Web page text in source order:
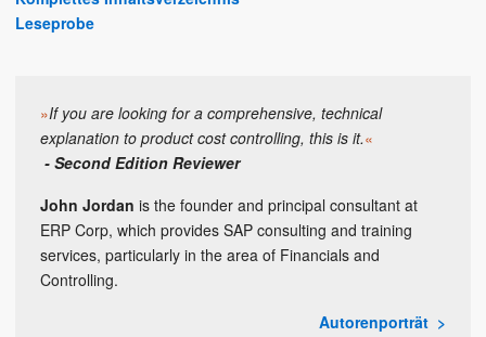
Leseprobe
»If you are looking for a comprehensive, technical
explanation to product cost controlling, this is it.«
- Second Edition Reviewer
John Jordan is the founder and principal consultant at
ERP Corp, which provides SAP consulting and training
services, particularly in the area of Financials and
Controlling.
Autorenporträt